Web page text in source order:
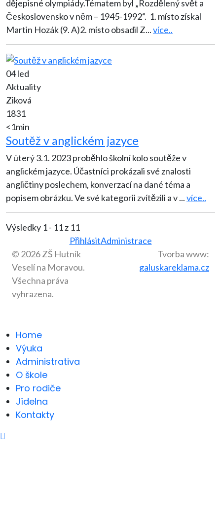
dějepisné olympiády.Tématem byl „Rozdělený svět a
Československo v něm – 1945-1992“. 1. místo získal
Martin Hozák (9. A)2. místo obsadil Z...více..
04 led
Aktuality
Ziková
1831
<1min
Soutěž v anglickém jazyce
V úterý 3.1. 2023 proběhlo školní kolo soutěže v
anglickém jazyce. Účastníci prokázali své znalosti
angličtiny poslechem, konverzací na dané téma a
popisem obrázku. Ve své kategorii zvítězili a v...více..
Výsledky 1 - 11 z 11
PřihlásitAdministrace
© 2026 ZŠ Hutník
Veselí na Moravou.
Všechna práva
vyhrazena.
Tvorba www:
galuskareklama.cz
Home
Výuka
Administrativa
O škole
Pro rodiče
Jídelna
Kontakty